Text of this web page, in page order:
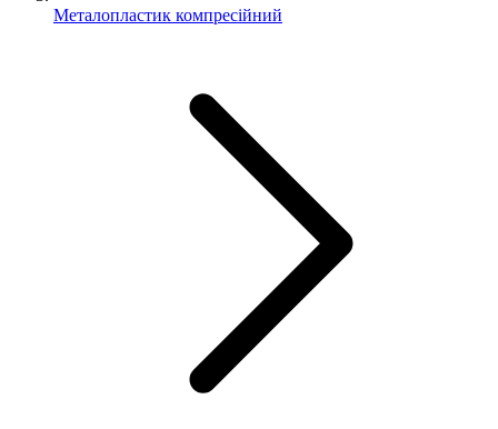
Металопластик компресійний